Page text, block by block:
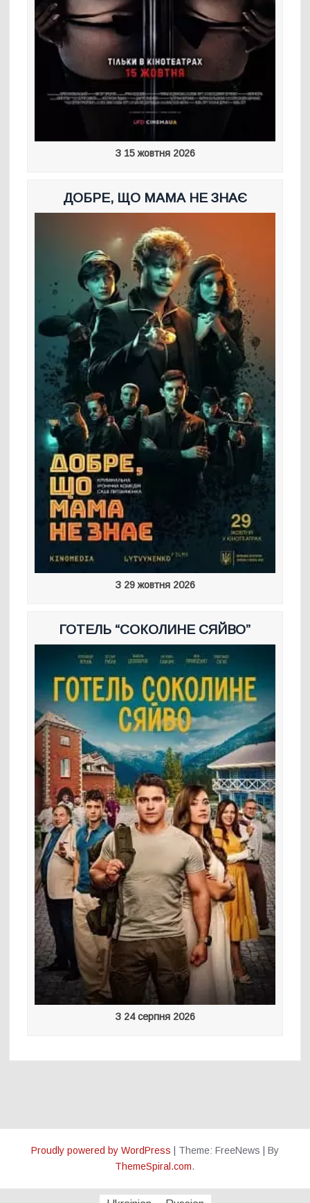
З 15 жовтня 2026
ДОБРЕ, ЩО МАМА НЕ ЗНАЄ
З 29 жовтня 2026
ГОТЕЛЬ “СОКОЛИНЕ СЯЙВО”
З 24 серпня 2026
Proudly powered by WordPress Theme: FreeNews
By
ThemeSpiral.com.